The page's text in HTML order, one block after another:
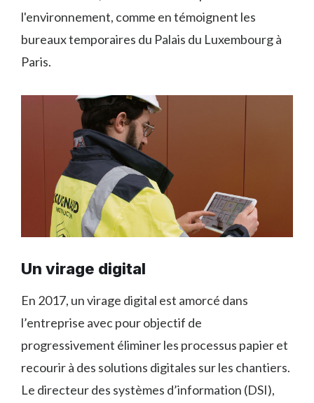
l'environnement, comme en témoignent les
bureaux temporaires du Palais du Luxembourg à
Paris.
Un virage digital
En 2017, un virage digital est amorcé dans
l’entreprise avec pour objectif de
progressivement éliminer les processus papier et
recourir à des solutions digitales sur les chantiers.
Le directeur des systèmes d’information (DSI),